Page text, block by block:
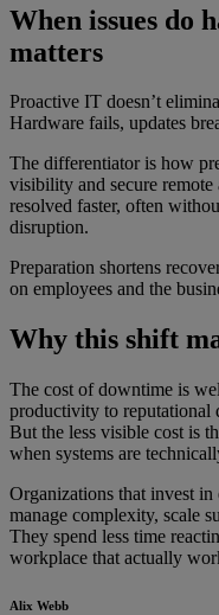
When issues do
matters
Proactive IT doesn’t
Hardware fails, updates
The differentiator is how
visibility and secure remote
resolved faster, often
disruption.
Preparation shortens
on employees and the
Why this shift
The cost of downtime is
productivity to reputational
But the less visible cost is
when systems are
Organizations that invest
manage complexity, scale
They spend less time
workplace that actually
Alix Webb